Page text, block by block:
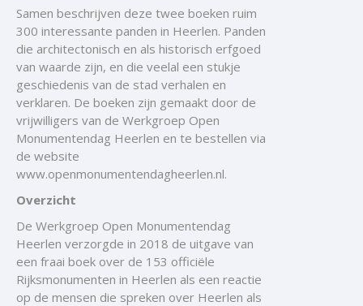
Samen beschrijven deze twee boeken ruim
300 interessante panden in Heerlen. Panden
die architectonisch en als historisch erfgoed
van waarde zijn, en die veelal een stukje
geschiedenis van de stad verhalen en
verklaren. De boeken zijn gemaakt door de
vrijwilligers van de Werkgroep Open
Monumentendag Heerlen en te bestellen via
de website
www.openmonumentendagheerlen.nl.
Overzicht
De Werkgroep Open Monumentendag
Heerlen verzorgde in 2018 de uitgave van
een fraai boek over de 153 officiële
Rijksmonumenten in Heerlen als een reactie
op de mensen die spreken over Heerlen als